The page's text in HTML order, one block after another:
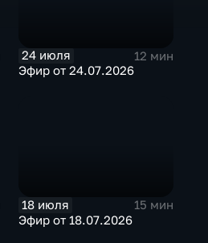
24 июля
12 мин
Эфир от 24.07.2026
18 июля
15 мин
Эфир от 18.07.2026